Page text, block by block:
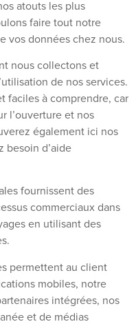
atouts les plus
faire tout notre
vos données chez nous.
nous collectons et
de nos services.
faciles à comprendre, car
l’ouverture et nos
également ici nos
besoin d’aide
fournissent des
commerciaux dans
en utilisant des
permettent au client
mobiles, notre
intégrées, nos
et de médias